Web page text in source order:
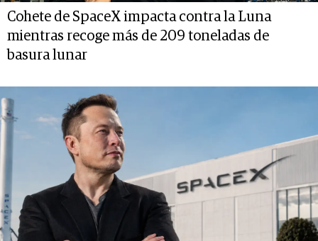
Cohete de SpaceX impacta contra la Luna
mientras recoge más de 209 toneladas de
basura lunar